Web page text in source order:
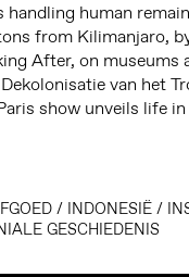
van het
show unveils life
/ INDONESIË/
GESCHIEDENIS